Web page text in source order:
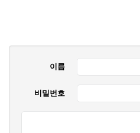
이름
비밀번호